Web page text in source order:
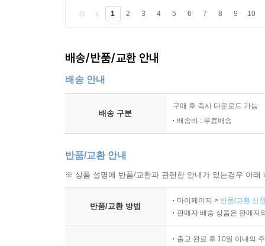
1 2 3 4 5 6 7 8 9 10
배송/반품/교환 안내
배송 안내
배송 구분
구매 후 즉시 다운로드 가능
배송비 : 무료배송
반품/교환 안내
※ 상품 설명에 반품/교환과 관련한 안내가 있는경우 아
반품/교환 방법
마이페이지 > 반품/교환 신
판매자 배송 상품은 판매자
출고 완료 후 10일 이내의